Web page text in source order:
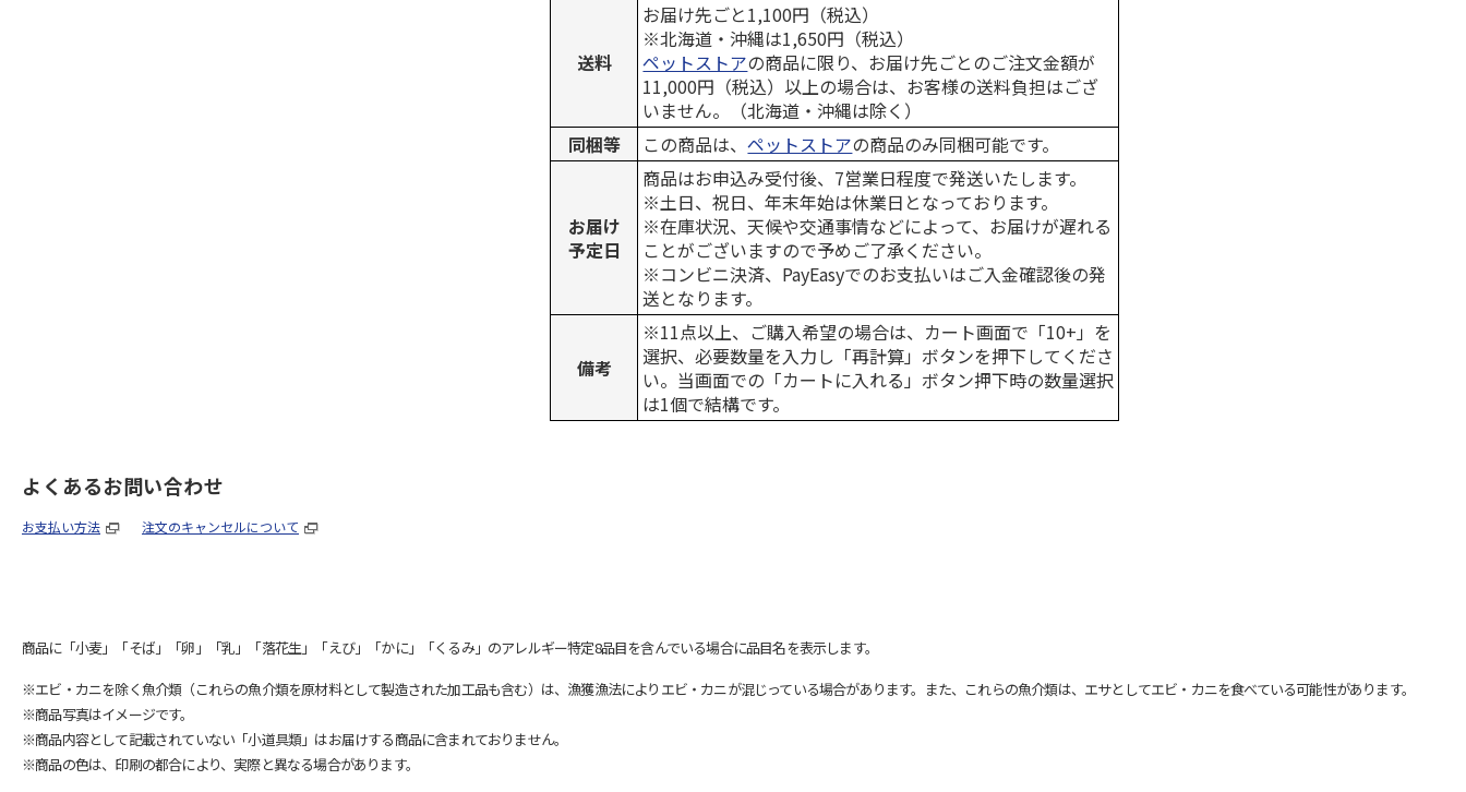
送料
お届け先ごと1,100円（税込）
※北海道・沖縄は1,650円（税込）
ペットストアの商品に限り、お届け先ごとのご注文金額が
11,000円（税込）以上の場合は、お客様の送料負担はござ
いません。（北海道・沖縄は除く）
同梱等
この商品は、ペットストアの商品のみ同梱可能です。
お届け
予定日
商品はお申込み受付後、7営業日程度で発送いたします。
※土日、祝日、年末年始は休業日となっております。
※在庫状況、天候や交通事情などによって、お届けが遅れる
ことがございますので予めご了承ください。
※コンビニ決済、PayEasyでのお支払いはご入金確認後の発
送となります。
備考
※11点以上、ご購入希望の場合は、カート画面で「10+」を
選択、必要数量を入力し「再計算」ボタンを押下してくださ
い。当画面での「カートに入れる」ボタン押下時の数量選択
は1個で結構です。
よくあるお問い合わせ
お支払い方法 注文のキャンセルについて
商品に「小麦」「そば」「卵」「乳」「落花生」「えび」「かに」「くるみ」のアレルギー特定8品目を含んでいる場合に品目名を表示します。
※エビ・カニを除く魚介類（これらの魚介類を原材料として製造された加工品も含む）は、漁獲漁法によりエビ・カニが混じっている場合があります。また、これらの魚介類は、エサとしてエビ・カニを食べている可能性があります。
※商品写真はイメージです。
※商品内容として記載されていない「小道具類」はお届けする商品に含まれておりません。
※商品の色は、印刷の都合により、実際と異なる場合があります。